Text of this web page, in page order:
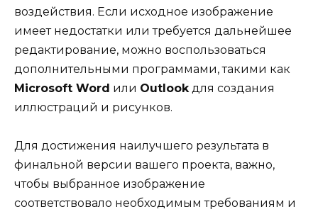
воздействия. Если исходное изображение
имеет недостатки или требуется дальнейшее
редактирование, можно воспользоваться
дополнительными программами, такими как
Microsoft Word или Outlook для создания
иллюстраций и рисунков.
Для достижения наилучшего результата в
финальной версии вашего проекта, важно,
чтобы выбранное изображение
соответствовало необходимым требованиям и